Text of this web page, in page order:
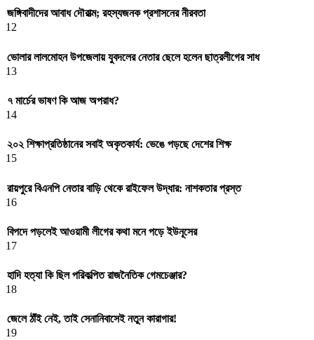
জঙ্গিবাদীদের আবাধ দৌরাত্ম; রহস্যজনক প্রশাসনের নীরবতা
12
ভোলার লালমোহন উপজেলায় যুবদলের নেতার ছেলে হলেন ছাত্রলীগের সাধ
13
৭ মার্চের ভাষণ কি আজ অপরাধ?
14
২০২ শিক্ষাপ্রতিষ্ঠানের সবাই অকৃতকার্য: ভেঙে পড়ছে দেশের শিক্ষ
15
রায়পুরে বিএনপি নেতার বাড়ি থেকে রাইফেল উদ্ধার: নাশকতার প্রস্ত
16
বিপদে পড়লেই আওয়ামী লীগের কথা মনে পড়ে ইউনূসের
17
হাদি হত্যা কি ছিল পরিকল্পিত রাজনৈতিক গেমচেঞ্জার?
18
জেলে ঠাঁই নেই, তাই সেনানিবাসেই নতুন কারাগার!
19